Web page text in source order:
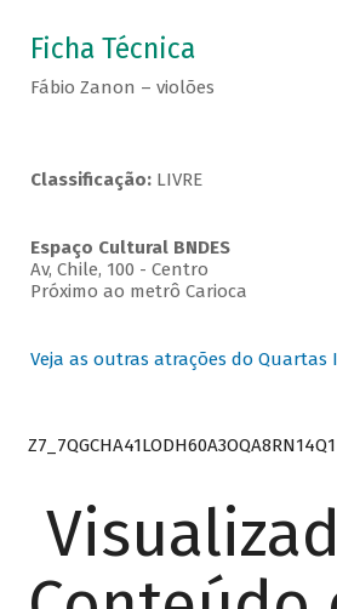
Ficha Técnica
Fábio Zanon – violões
Classificação: LIVRE
Espaço Cultural BNDES
Av, Chile, 100 - Centro
Próximo ao metrô Carioca
Veja as outras atrações do
Z7_7QGCHA41LODH60A3OQA8RN14Q1